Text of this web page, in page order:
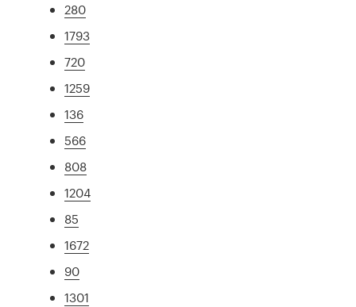
280
1793
720
1259
136
566
808
1204
85
1672
90
1301